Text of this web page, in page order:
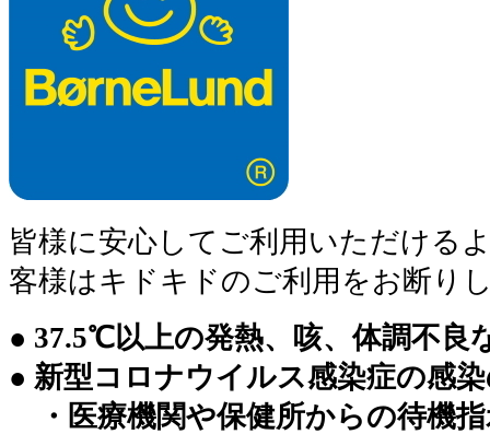
皆様に安心してご利用いただける
客様はキドキドのご利用をお断り
● 37.5℃以上の発熱、咳、体調不良
● 新型コロナウイルス感染症の感
・医療機関や保健所からの待機